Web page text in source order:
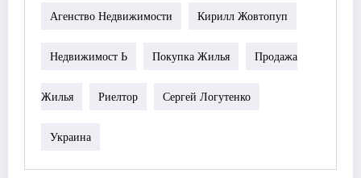
Агенство Недвижимости Кирилл Жовтопуп
Недвижимост Ь Покупка Жилья Продажа
Жилья Риелтор Сергей Логутенко
Украина